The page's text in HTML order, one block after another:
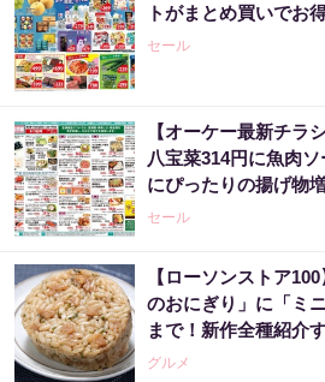
トがまとめ買いでお
セール
【オーケー最新チラ
八宝菜314円に魚肉
にぴったりの揚げ物
セール
【ローソンストア
のおにぎり」に「ミ
まで！新作全種紹介
グルメ